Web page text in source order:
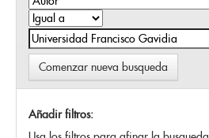
Comenzar nueva busqueda
Añadir filtros: